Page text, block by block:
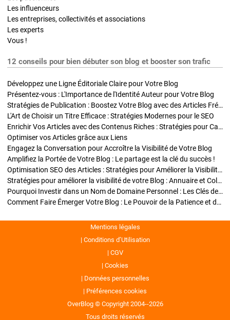
Les influenceurs
Les entreprises, collectivités et associations
Les experts
Vous !
12 conseils pour bien débuter son blog et booster son trafic
Développez une Ligne Éditoriale Claire pour Votre Blog
Présentez-vous : L'Importance de l'Identité Auteur pour Votre Blog
Stratégies de Publication : Boostez Votre Blog avec des Articles Fréquents et Exclusifs
L'Art de Choisir un Titre Efficace : Stratégies Modernes pour le SEO
Enrichir Vos Articles avec des Contenus Riches : Stratégies pour Captiver et Optimiser
Optimiser vos Articles grâce aux Liens
Engagez la Conversation pour Accroître la Visibilité de Votre Blog
Amplifiez la Portée de Votre Blog : Le partage est la clé du succès !
Optimisation SEO des Articles : Stratégies pour Améliorer la Visibilité de Votre Blog
Stratégies pour améliorer la visibilité de votre Blog : Annuaire et Collaborations
Pourquoi Investir dans un Nom de Domaine Personnel : Les Clés de la Réussite de Votre Blog
Comment Faire Émerger Votre Blog : Le Pouvoir de la Patience et de la Persévérance
Mentions légales
Conditions d’Utilisation
CGV
Cookies
Données personnelles
Préférences cookies
OverBlog © Copyright 2004--2026
Tous droits réservés